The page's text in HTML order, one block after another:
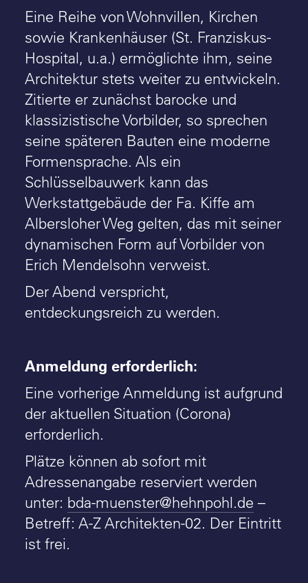
Eine Reihe von Wohnvillen, Kirchen
sowie Krankenhäuser (St. Franziskus-
Hospital, u.a.) ermöglichte ihm, seine
Architektur stets weiter zu entwickeln.
Zitierte er zunächst barocke und
klassizistische Vorbilder, so sprechen
seine späteren Bauten eine moderne
Formensprache. Als ein
Schlüsselbauwerk kann das
Werkstattgebäude der Fa. Kiffe am
Albersloher Weg gelten, das mit seiner
dynamischen Form auf Vorbilder von
Erich Mendelsohn verweist.
Der Abend verspricht,
entdeckungsreich zu werden.
Anmeldung erforderlich:
Eine vorherige Anmeldung ist aufgrund
der aktuellen Situation (Corona)
erforderlich.
Plätze können ab sofort mit
Adressenangabe reserviert werden
unter: bda-muenster@hehnpohl.de –
Betreff: A-Z Architekten-02. Der Eintritt
ist frei.